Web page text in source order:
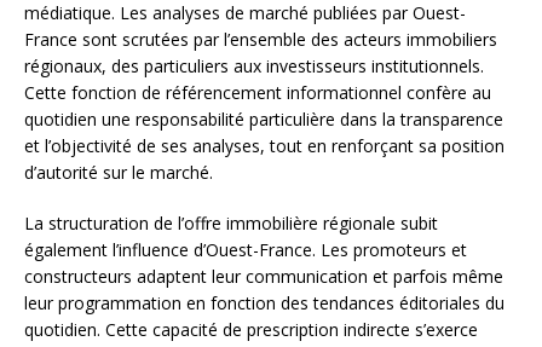
médiatique. Les analyses de marché publiées par Ouest-
France sont scrutées par l’ensemble des acteurs immobiliers
régionaux, des particuliers aux investisseurs institutionnels.
Cette fonction de référencement informationnel confère au
quotidien une responsabilité particulière dans la transparence
et l’objectivité de ses analyses, tout en renforçant sa position
d’autorité sur le marché.
La structuration de l’offre immobilière régionale subit
également l’influence d’Ouest-France. Les promoteurs et
constructeurs adaptent leur communication et parfois même
leur programmation en fonction des tendances éditoriales du
quotidien. Cette capacité de prescription indirecte s’exerce